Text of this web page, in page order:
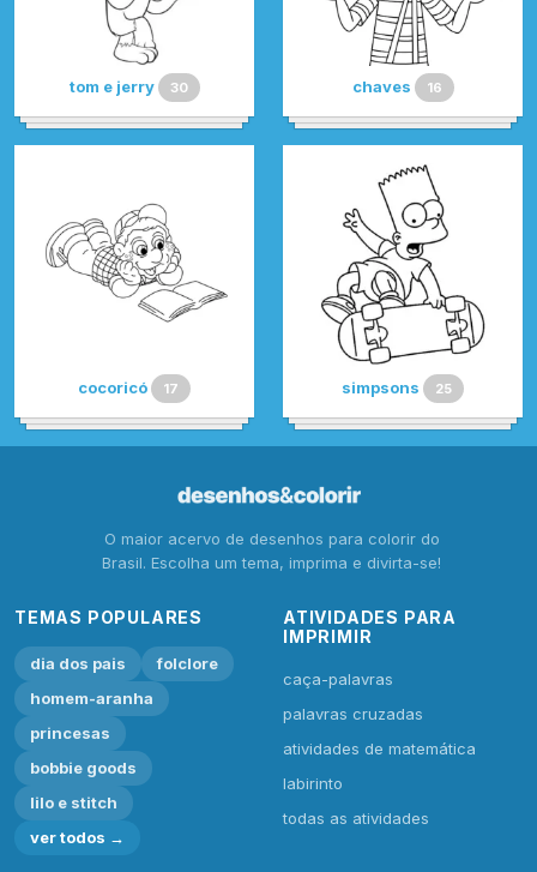
tom e jerry 30 chaves 16
cocoricó 17 simpsons 25
O maior acervo de desenhos para colorir do
Brasil. Escolha um tema, imprima e divirta-se!
TEMAS POPULARES
dia dos pais
folclore
homem-aranha
princesas
bobbie goods
lilo e stitch
ver todos →
ATIVIDADES PARA
IMPRIMIR
caça-palavras
palavras cruzadas
atividades de matemática
labirinto
todas as atividades